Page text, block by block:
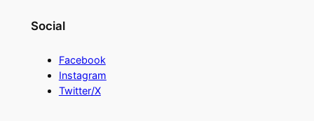
Social
Facebook
Instagram
Twitter/X